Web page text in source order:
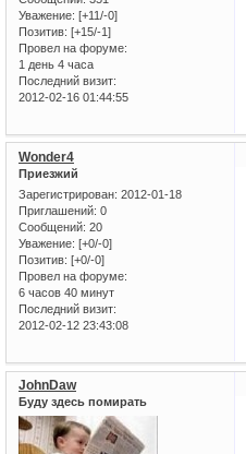
Уважение: [+11/-0]
Позитив: [+15/-1]
Провел на форуме:
1 день 4 часа
Последний визит:
2012-02-16 01:44:55
Wonder4
Приезжий
Зарегистрирован: 2012-01-18
Приглашений: 0
Сообщений: 20
Уважение: [+0/-0]
Позитив: [+0/-0]
Провел на форуме:
6 часов 40 минут
Последний визит:
2012-02-12 23:43:08
JohnDaw
Буду здесь помирать